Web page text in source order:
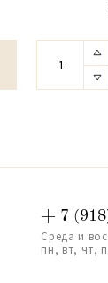
+ 7
Среда и
пн, вт, чт,